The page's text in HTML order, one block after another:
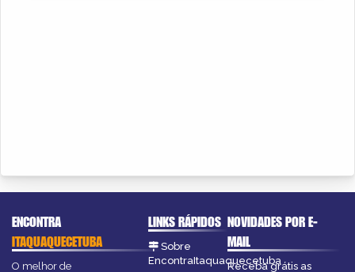
ENCONTRA
ITAQUAQUECETUBA
O melhor de
LINKS RÁPIDOS
Sobre
EncontraItaquaquecetuba
NOVIDADES POR E-
MAIL
Receba grátis as